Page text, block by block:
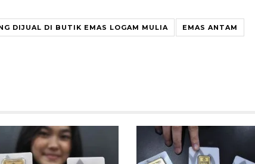
DIJUAL DI BUTIK EMAS LOGAM MULIA EMAS ANTAM